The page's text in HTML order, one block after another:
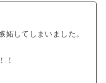
妬してしまいました。
！